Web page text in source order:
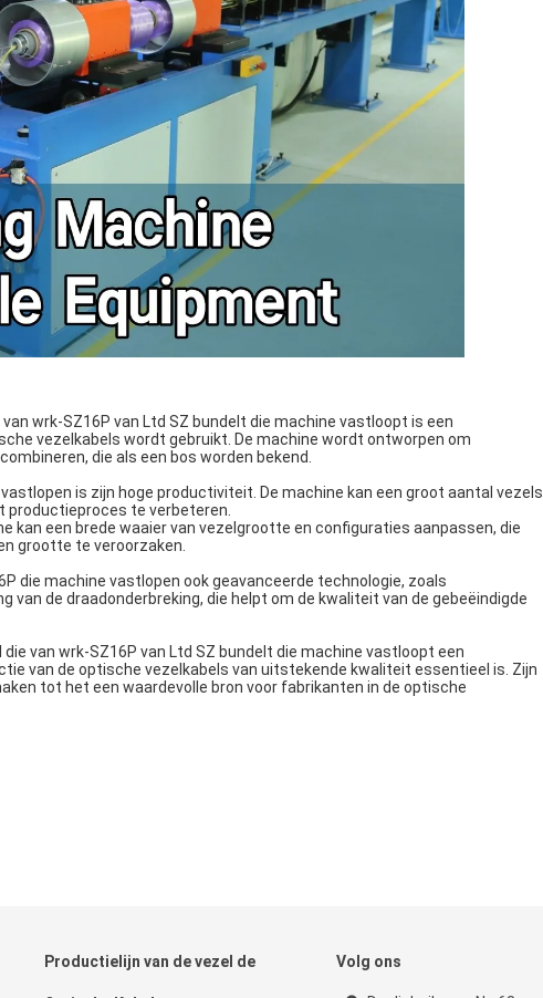
wrk-SZ16P van Ltd SZ bundelt die machine vastloopt is een
vezelkabels wordt gebruikt. De machine wordt ontworpen om
die als een bos worden bekend.
is zijn hoge productiviteit. De machine kan een groot aantal vezels
productieproces te verbeteren.
kan een brede waaier van vezelgrootte en configuraties aanpassen, die
grootte te veroorzaken.
die machine vastlopen ook geavanceerde technologie, zoals
de draadonderbreking, die helpt om de kwaliteit van de gebeëindigde
van wrk-SZ16P van Ltd SZ bundelt die machine vastloopt een
van de optische vezelkabels van uitstekende kwaliteit essentieel is. Zijn
tot het een waardevolle bron voor fabrikanten in de optische
Productielijn van de vezel de Volg ons